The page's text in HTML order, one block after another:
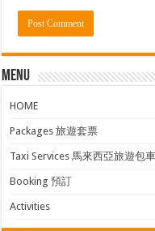
Menu
HOME
Packages 旅遊套票
Taxi Services 馬來西亞旅遊包
Booking 預訂
Activities